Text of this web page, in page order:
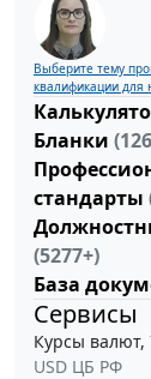
Выберите тему
квалификации для
Бланки
стандарты
(5277+)
База
Сервисы
Курсы валют,
USD ЦБ РФ